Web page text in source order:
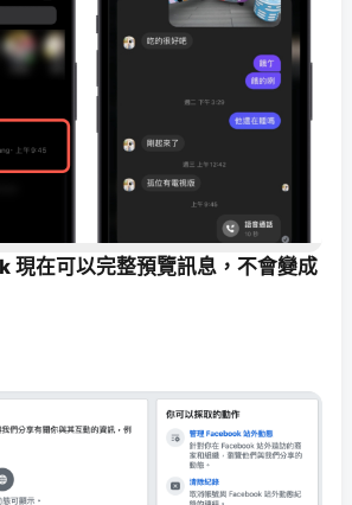
現在可以完整預覽訊息，不會變成